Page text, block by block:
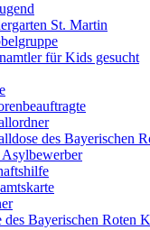
St. Martin
für Kids gesucht
des Bayerischen
Bayerischen Roten